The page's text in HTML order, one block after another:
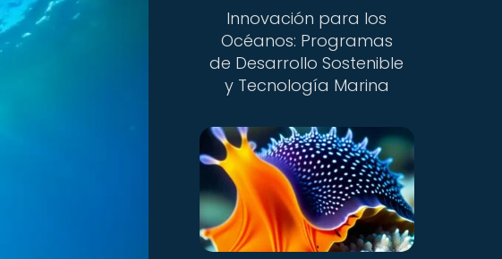
Innovación para los
Océanos: Programas
de Desarrollo Sostenible
y Tecnología Marina